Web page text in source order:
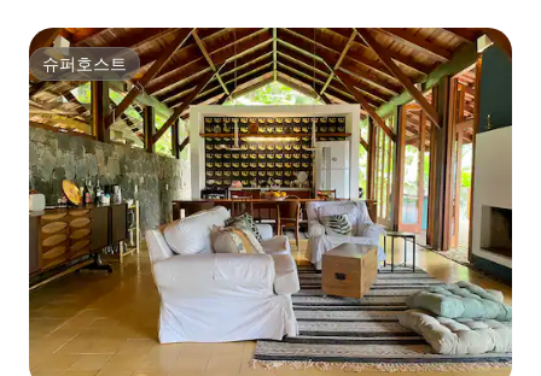
슈퍼호스트
슈퍼호스트